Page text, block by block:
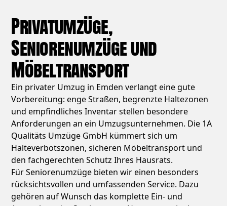
Privatumzüge,
Seniorenumzüge und
Möbeltransport
Ein privater Umzug in Emden verlangt eine gute
Vorbereitung: enge Straßen, begrenzte Haltezonen
und empfindliches Inventar stellen besondere
Anforderungen an ein Umzugsunternehmen. Die 1A
Qualitäts Umzüge GmbH kümmert sich um
Halteverbotszonen, sicheren Möbeltransport und
den fachgerechten Schutz Ihres Hausrats.
Für Seniorenumzüge bieten wir einen besonders
rücksichtsvollen und umfassenden Service. Dazu
gehören auf Wunsch das komplette Ein- und